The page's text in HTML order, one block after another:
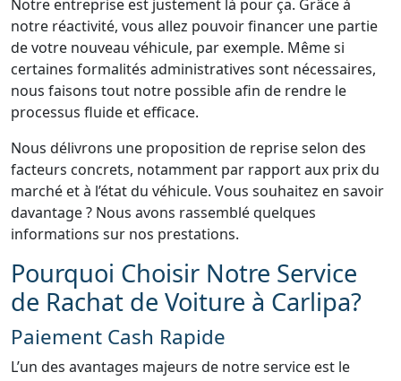
Notre entreprise est justement là pour ça. Grâce à
notre réactivité, vous allez pouvoir financer une partie
de votre nouveau véhicule, par exemple. Même si
certaines formalités administratives sont nécessaires,
nous faisons tout notre possible afin de rendre le
processus fluide et efficace.
Nous délivrons une proposition de reprise selon des
facteurs concrets, notamment par rapport aux prix du
marché et à l’état du véhicule. Vous souhaitez en savoir
davantage ? Nous avons rassemblé quelques
informations sur nos prestations.
Pourquoi Choisir Notre Service
de Rachat de Voiture à Carlipa?
Paiement Cash Rapide
L’un des avantages majeurs de notre service est le